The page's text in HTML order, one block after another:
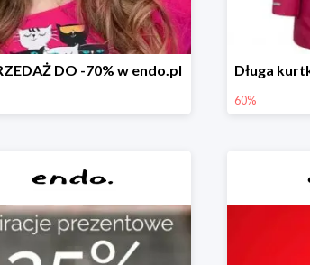
DO -70% w endo.pl
60%